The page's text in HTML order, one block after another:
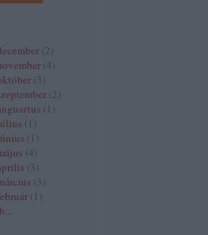
(2
(4
(3
(2
( 1
( 1
( 1
(4
(3
(3
( 1
...